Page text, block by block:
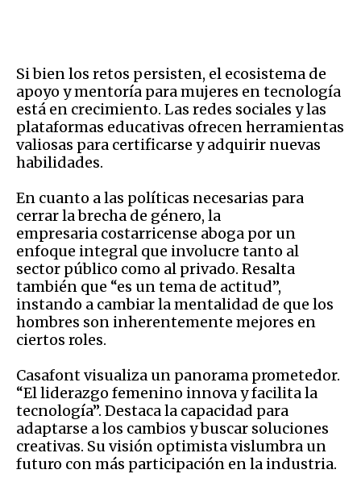
Si bien los retos persisten, el ecosistema de
apoyo y mentoría para mujeres en tecnología
está en crecimiento. Las redes sociales y las
plataformas educativas ofrecen herramientas
valiosas para certificarse y adquirir nuevas
habilidades.
En cuanto a las políticas necesarias para
cerrar la brecha de género, la
empresaria costarricense aboga por un
enfoque integral que involucre tanto al
sector público como al privado. Resalta
también que “es un tema de actitud”,
instando a cambiar la mentalidad de que los
hombres son inherentemente mejores en
ciertos roles.
Casafont visualiza un panorama prometedor.
“El liderazgo femenino innova y facilita la
tecnología”. Destaca la capacidad para
adaptarse a los cambios y buscar soluciones
creativas. Su visión optimista vislumbra un
futuro con más participación en la industria.